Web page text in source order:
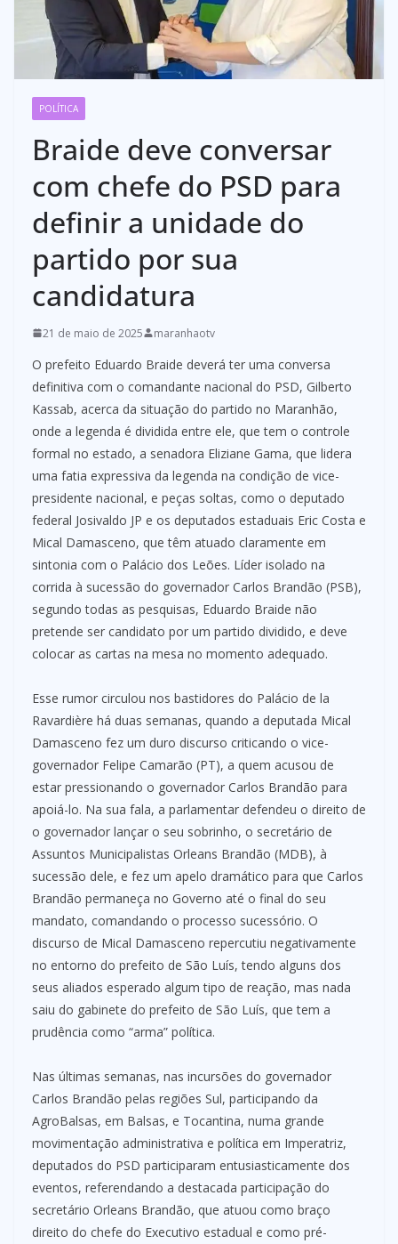
POLÍTICA
Braide deve conversar
com chefe do PSD para
definir a unidade do
partido por sua
candidatura
21 de maio de 2025 maranhaotv
O prefeito Eduardo Braide deverá ter uma conversa
definitiva com o comandante nacional do PSD, Gilberto
Kassab, acerca da situação do partido no Maranhão,
onde a legenda é dividida entre ele, que tem o controle
formal no estado, a senadora Eliziane Gama, que lidera
uma fatia expressiva da legenda na condição de vice-
presidente nacional, e peças soltas, como o deputado
federal Josivaldo JP e os deputados estaduais Eric Costa e
Mical Damasceno, que têm atuado claramente em
sintonia com o Palácio dos Leões. Líder isolado na
corrida à sucessão do governador Carlos Brandão (PSB),
segundo todas as pesquisas, Eduardo Braide não
pretende ser candidato por um partido dividido, e deve
colocar as cartas na mesa no momento adequado.
Esse rumor circulou nos bastidores do Palácio de la
Ravardière há duas semanas, quando a deputada Mical
Damasceno fez um duro discurso criticando o vice-
governador Felipe Camarão (PT), a quem acusou de
estar pressionando o governador Carlos Brandão para
apoiá-lo. Na sua fala, a parlamentar defendeu o direito de
o governador lançar o seu sobrinho, o secretário de
Assuntos Municipalistas Orleans Brandão (MDB), à
sucessão dele, e fez um apelo dramático para que Carlos
Brandão permaneça no Governo até o final do seu
mandato, comandando o processo sucessório. O
discurso de Mical Damasceno repercutiu negativamente
no entorno do prefeito de São Luís, tendo alguns dos
seus aliados esperado algum tipo de reação, mas nada
saiu do gabinete do prefeito de São Luís, que tem a
prudência como “arma” política.
Nas últimas semanas, nas incursões do governador
Carlos Brandão pelas regiões Sul, participando da
AgroBalsas, em Balsas, e Tocantina, numa grande
movimentação administrativa e política em Imperatriz,
deputados do PSD participaram entusiasticamente dos
eventos, referendando a destacada participação do
secretário Orleans Brandão, que atuou como braço
direito do chefe do Executivo estadual e como pré-